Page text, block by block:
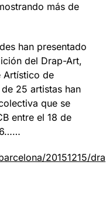
más de
han presentado
del Drap-Art,
Artístico de
25 artistas han
que se
entre el 18 de
20151215/